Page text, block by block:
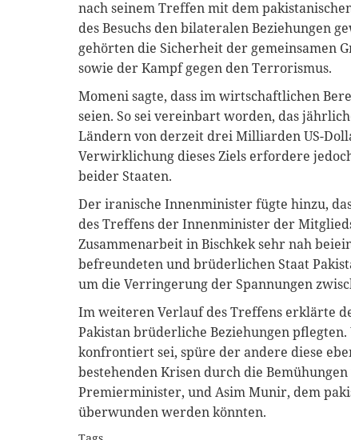
nach seinem Treffen mit dem
des Besuchs den bilateralen Beziehungen
gehörten die Sicherheit der gemeinsamen
sowie der Kampf gegen den Terrorismus.
Momeni sagte, dass im wirtschaftlichen
seien. So sei vereinbart worden, das
Ländern von derzeit drei Milliarden US-
Verwirklichung dieses Ziels erfordere
beider Staaten.
Der iranische Innenminister fügte hinzu,
des Treffens der Innenminister der
Zusammenarbeit in Bischkek sehr nah
befreundeten und brüderlichen Staat
um die Verringerung der Spannungen
Im weiteren Verlauf des Treffens erklärte
Pakistan brüderliche Beziehungen
konfrontiert sei, spüre der andere diese
bestehenden Krisen durch die
Premierminister, und Asim Munir, dem
überwunden werden könnten.